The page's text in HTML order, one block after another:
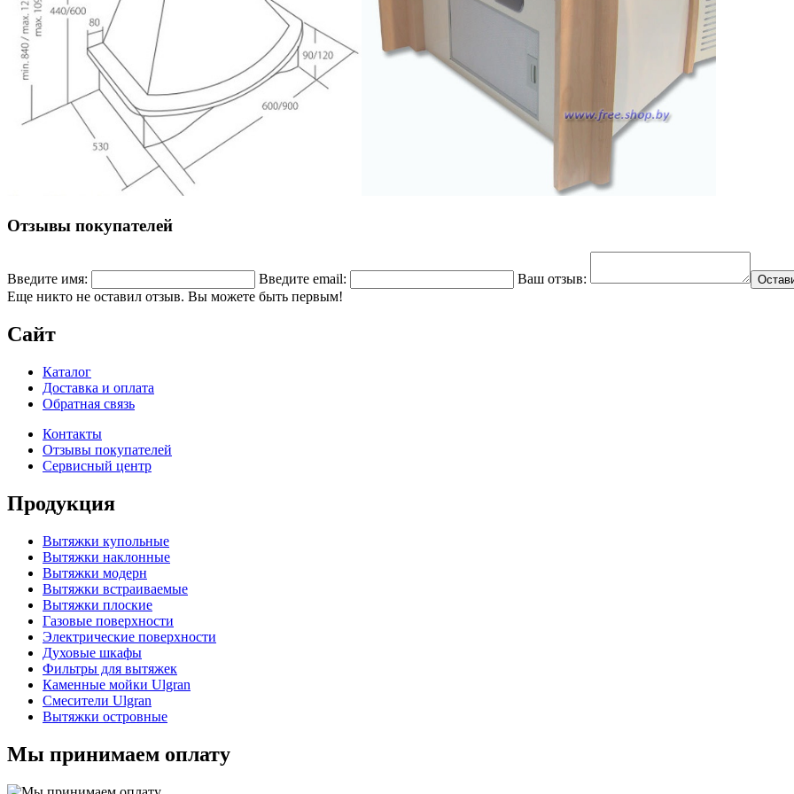
Отзывы покупателей
Введите имя: Введите email: Ваш отзыв:
Еще никто не оставил отзыв. Вы можете быть первым!
Сайт
Каталог
Доставка и оплата
Обратная связь
Контакты
Отзывы покупателей
Сервисный центр
Продукция
Вытяжки купольные
Вытяжки наклонные
Вытяжки модерн
Вытяжки встраиваемые
Вытяжки плоские
Газовые поверхности
Электрические поверхности
Духовые шкафы
Фильтры для вытяжек
Каменные мойки Ulgran
Смесители Ulgran
Вытяжки островные
Мы принимаем оплату